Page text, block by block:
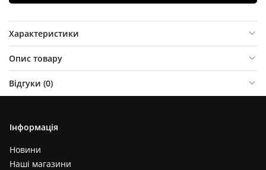
Характеристики
Опис товару
Відгуки (0)
Інформація
Новини
Наші магазини